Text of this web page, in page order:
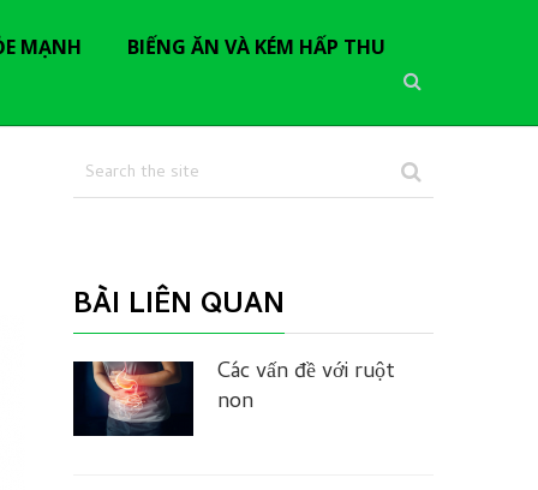
MẠNH BIẾNG ĂN VÀ KÉM HẤP THU
BÀI LIÊN QUAN
Các vấn đề với ruột
non